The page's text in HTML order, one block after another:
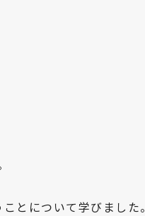
ことについて学びました。